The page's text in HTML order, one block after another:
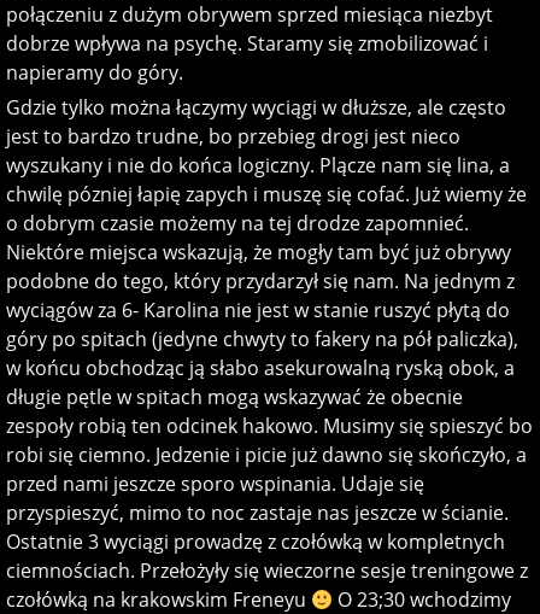
połączeniu z dużym obrywem sprzed miesiąca niezbyt
dobrze wpływa na psychę. Staramy się zmobilizować i
napieramy do góry.
Gdzie tylko można łączymy wyciągi w dłuższe, ale często
jest to bardzo trudne, bo przebieg drogi jest nieco
wyszukany i nie do końca logiczny. Plącze nam się lina, a
chwilę pózniej łapię zapych i muszę się cofać. Już wiemy że
o dobrym czasie możemy na tej drodze zapomnieć.
Niektóre miejsca wskazują, że mogły tam być już obrywy
podobne do tego, który przydarzył się nam. Na jednym z
wyciągów za 6- Karolina nie jest w stanie ruszyć płytą do
góry po spitach (jedyne chwyty to fakery na pół paliczka),
w końcu obchodząc ją słabo asekurowalną ryską obok, a
długie pętle w spitach mogą wskazywać że obecnie
zespoły robią ten odcinek hakowo. Musimy się spieszyć bo
robi się ciemno. Jedzenie i picie już dawno się skończyło, a
przed nami jeszcze sporo wspinania. Udaje się
przyspieszyć, mimo to noc zastaje nas jeszcze w ścianie.
Ostatnie 3 wyciągi prowadzę z czołówką w kompletnych
ciemnościach. Przełożyły się wieczorne sesje treningowe z
czołówką na krakowskim Freneyu
O 23;30 wchodzimy